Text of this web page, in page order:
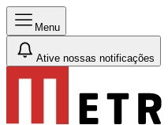
Menu
Ative nossas notificações